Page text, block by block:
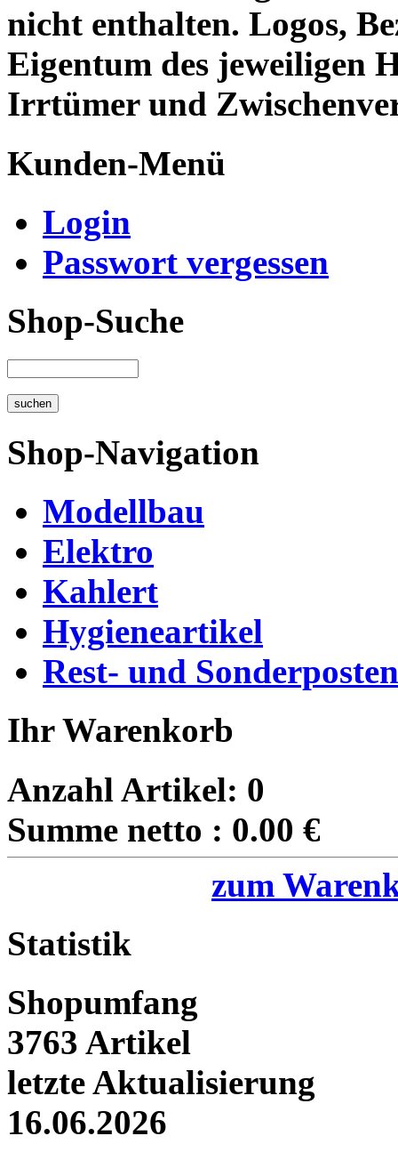
nicht enthalten. Logos,
Eigentum des jeweiligen
Irrtümer und
Kunden-Menü
Login
Passwort vergessen
Shop-Suche
Shop-Navigation
Modellbau
Elektro
Kahlert
Hygieneartikel
Rest- und Sonderposten
Ihr Warenkorb
Anzahl Artikel: 0
Summe netto : 0.00 €
zum
Statistik
Shopumfang
3763 Artikel
letzte Aktualisierung
16.06.2026